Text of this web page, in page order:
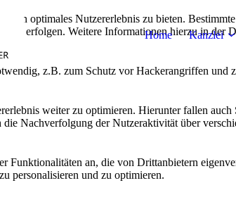
Home Kanzlei
ein optimales Nutzererlebnis zu bieten.
erfolgen. Weitere Informationen hierzu in der
z.B. zum Schutz vor Hackerangriffen und
weiter zu optimieren. Hierunter fallen
Nachverfolgung der Nutzeraktivität über
Funktionalitäten an, die von Drittanbietern
personalisieren und zu optimieren.